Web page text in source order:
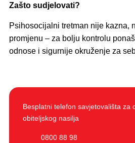
Zašto sudjelovati?
Psihosocijalni tretman nije kazna,
promjenu – za bolju kontrolu
odnose i sigurnije okruženje za
Besplatni telefon savjetovališta za
obiteljskog nasilja
0800 88 98